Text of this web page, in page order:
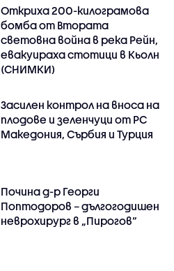
Откриха 200-килограмова
бомба от Втората
световна война в река Рейн,
евакуираха стотици в Кьолн
(СНИМКИ)
Засилен контрол на вноса на
плодове и зеленчуци от РС
Македония, Сърбия и Турция
Почина д-р Георги
Поптодоров – дългогодишен
неврохирург в „Пирогов“